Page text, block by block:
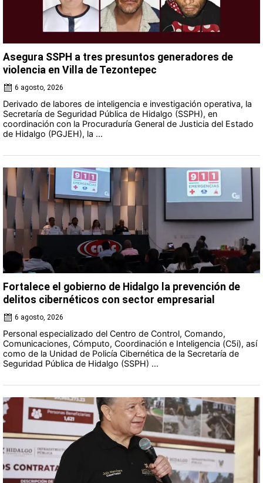
Asegura SSPH a tres presuntos generadores de
violencia en Villa de Tezontepec
6 agosto, 2026
Derivado de labores de inteligencia e investigación operativa, la
Secretaría de Seguridad Pública de Hidalgo (SSPH), en
coordinación con la Procuraduría General de Justicia del Estado
de Hidalgo (PGJEH), la ...
Fortalece el gobierno de Hidalgo la prevención de
delitos cibernéticos con sector empresarial
6 agosto, 2026
Personal especializado del Centro de Control, Comando,
Comunicaciones, Cómputo, Coordinación e Inteligencia (C5i), así
como de la Unidad de Policía Cibernética de la Secretaría de
Seguridad Pública de Hidalgo (SSPH) ...